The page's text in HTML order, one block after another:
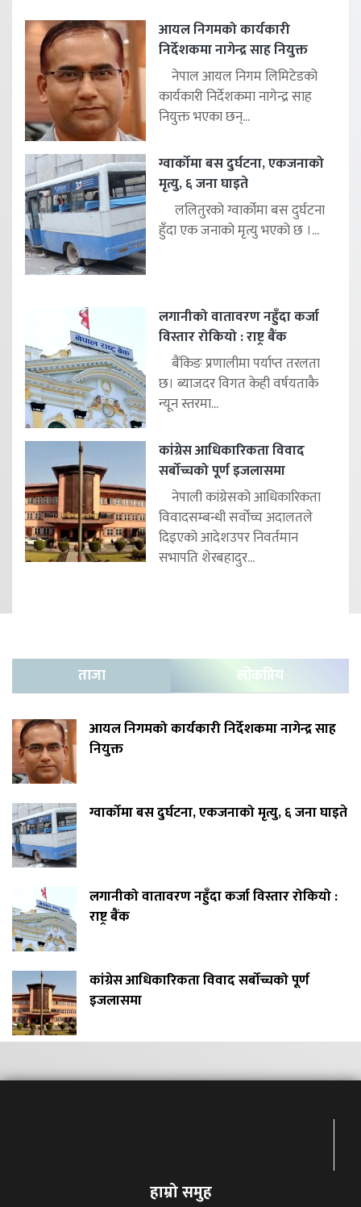
आयल निगमको कार्यकारी
निर्देशकमा नागेन्द्र साह नियुक्त
नेपाल आयल निगम लिमिटेडको
कार्यकारी निर्देशकमा नागेन्द्र साह
नियुक्त भएका छन्...
ग्वार्कोमा बस दुर्घटना, एकजनाको
मृत्यु, ६ जना घाइते
ललितुरको ग्वार्कोमा बस दुर्घटना
हुँदा एक जनाको मृत्यु भएको छ ।...
लगानीको वातावरण नहुँदा कर्जा
विस्तार रोकियो : राष्ट्र बैंक
बैंकिङ प्रणालीमा पर्याप्त तरलता
छ। ब्याजदर विगत केही वर्षयताकै
न्यून स्तरमा...
कांग्रेस आधिकारिकता विवाद
सर्बोच्चको पूर्ण इजलासमा
नेपाली कांग्रेसको आधिकारिकता
विवादसम्बन्धी सर्वोच्च अदालतले
दिइएको आदेशउपर निवर्तमान
सभापति शेरबहादुर...
ताजा लोकप्रिय
आयल निगमको कार्यकारी निर्देशकमा नागेन्द्र साह
नियुक्त
ग्वार्कोमा बस दुर्घटना, एकजनाको मृत्यु, ६ जना घाइते
लगानीको वातावरण नहुँदा कर्जा विस्तार रोकियो :
राष्ट्र बैंक
कांग्रेस आधिकारिकता विवाद सर्बोच्चको पूर्ण
इजलासमा
हाम्रो समुह